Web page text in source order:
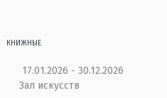
КНИЖНЫЕ
17.01.2026 - 30.12.2026
Зал искусств